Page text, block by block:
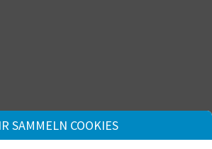
SAMMELN COOKIES